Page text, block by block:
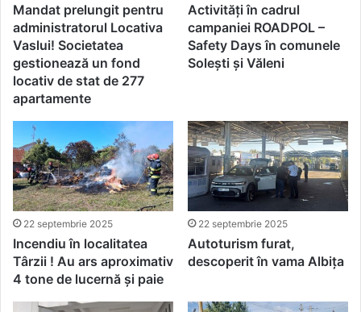
Mandat prelungit pentru
administratorul Locativa
Vaslui! Societatea
gestionează un fond
locativ de stat de 277
apartamente
Activități în cadrul
campaniei ROADPOL –
Safety Days în comunele
Solești și Văleni
22 septembrie 2025
Incendiu în localitatea
Târzii ! Au ars aproximativ
4 tone de lucernă și paie
22 septembrie 2025
Autoturism furat,
descoperit în vama Albița